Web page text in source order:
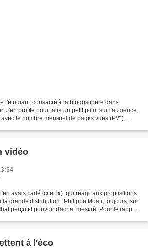
l'étudiant, consacré à la blogosphère dans
J'en profite pour faire un petit point sur l'audience,
le nombre mensuel de pages vues (PV*),
vidéo
avais parlé ici et là), qui réagit aux propositions
la grande distribution : Philippe Moati, toujours, sur
perçu et pouvoir d'achat mesuré. Pour le rapport
à l'éco